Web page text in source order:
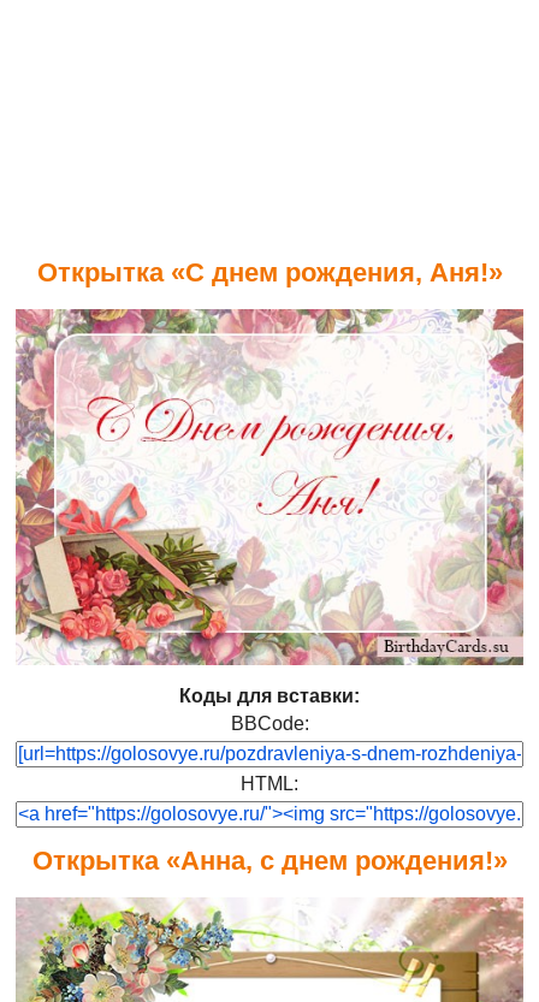
Открытка «С днем рождения, Аня!»
Коды для вставки:
BBCode:
HTML:
Открытка «Анна, с днем рождения!»